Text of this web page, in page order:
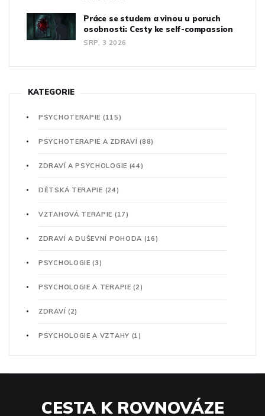
Práce se studem a vinou u poruch
osobnosti: Cesty ke self-compassion
SRP, 3 2026
KATEGORIE
PSYCHOTERAPIE (115)
PSYCHOTERAPIE A ZDRAVÍ(88)
ZDRAVÍ A PSYCHOLOGIE (44)
DĚTSKÁ TERAPIE (24)
VZTAHOVÁ TERAPIE (17)
ZDRAVÍ A DUŠEVNÍ POHODA (16)
PSYCHOLOGIE(3)
PSYCHOLOGIE A TERAPIE(2)
ZDRAVÍ (2)
PSYCHOLOGIE A VZTAHY (1)
CESTA K ROVNOVÁZE